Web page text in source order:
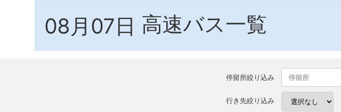
08月07日 高速バス一覧
停留所絞り込み
行き先絞り込み